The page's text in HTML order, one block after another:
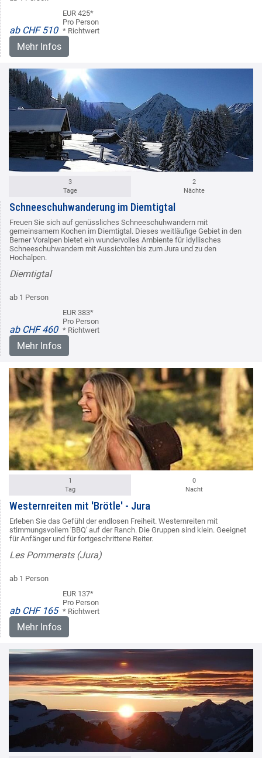
ab CHF 510
EUR 425*
Pro Person
* Richtwert
Mehr Infos
3
Tage
2
Nächte
Schneeschuhwanderung im Diemtigtal
Freuen Sie sich auf genüssliches Schneeschuhwandern mit
gemeinsamem Kochen im Diemtigtal. Dieses weitläufige Gebiet in den
Berner Voralpen bietet ein wundervolles Ambiente für idyllisches
Schneeschuhwandern mit Aussichten bis zum Jura und zu den
Hochalpen.
Diemtigtal
ab 1 Person
ab CHF 460
EUR 383*
Pro Person
* Richtwert
Mehr Infos
1
Tag
0
Nacht
Westernreiten mit 'Brötle' - Jura
Erleben Sie das Gefühl der endlosen Freiheit. Westernreiten mit
stimmungsvollem 'BBQ' auf der Ranch. Die Gruppen sind klein. Geeignet
für Anfänger und für fortgeschrittene Reiter.
Les Pommerats (Jura)
ab 1 Person
ab CHF 165
EUR 137*
Pro Person
* Richtwert
Mehr Infos